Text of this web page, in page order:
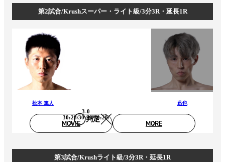
第2試合/Krushスーパー・ライト級/3分3R・延長1R
松本 篤人
判定
3-0
30:28/30:28/30:28/
迅也
MOVIE MORE
第3試合/Krushライト級/3分3R・延長1R